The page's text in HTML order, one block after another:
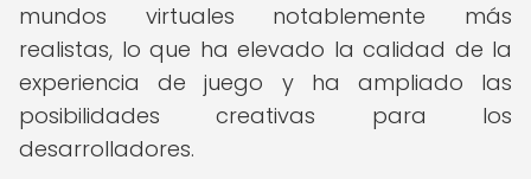
mundos virtuales notablemente más
realistas, lo que ha elevado la calidad de la
experiencia de juego y ha ampliado las
posibilidades creativas para los
desarrolladores.